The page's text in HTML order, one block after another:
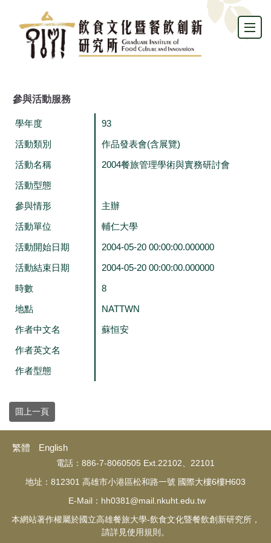
參與活動服務
學年度
93
活動類別
作品發表會(含展覽)
活動名稱
2004餐旅管理學術與實務研討會
活動型態
參與情形
主辦
活動單位
輔仁大學
活動開始日期
2004-05-20 00:00:00.000000
活動結束日期
2004-05-20 00:00:00.000000
時數
8
地點
NATTWN
作者中文名
蘇恒安
作者英文名
作者型態
囬上一頁
繁體 English
電話：886-7-8060505 Ext.22102、22101
地址：812301 高雄市小港區松和路一號 國際大樓6樓H603
E-Mail：hh0381@mail.nkuht.edu.tw
本網站著作權屬於國立高雄餐旅大學-飲食文化暨餐飲創新研究所，
請詳見使用規則。